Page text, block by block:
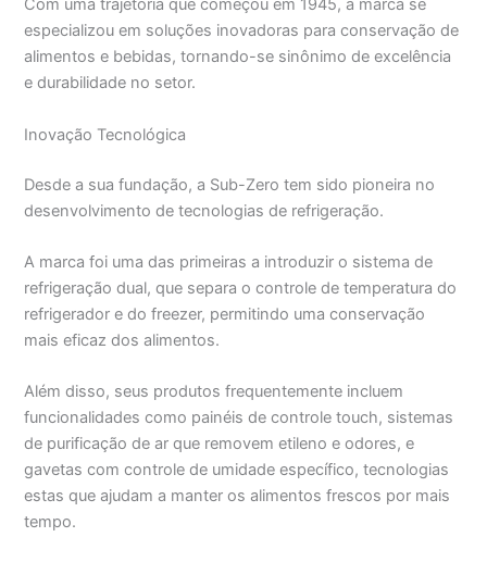
Com uma trajetória que começou em 1945, a marca se
especializou em soluções inovadoras para conservação de
alimentos e bebidas, tornando-se sinônimo de excelência
e durabilidade no setor.
Inovação Tecnológica
Desde a sua fundação, a Sub-Zero tem sido pioneira no
desenvolvimento de tecnologias de refrigeração.
A marca foi uma das primeiras a introduzir o sistema de
refrigeração dual, que separa o controle de temperatura do
refrigerador e do freezer, permitindo uma conservação
mais eficaz dos alimentos.
Além disso, seus produtos frequentemente incluem
funcionalidades como painéis de controle touch, sistemas
de purificação de ar que removem etileno e odores, e
gavetas com controle de umidade específico, tecnologias
estas que ajudam a manter os alimentos frescos por mais
tempo.